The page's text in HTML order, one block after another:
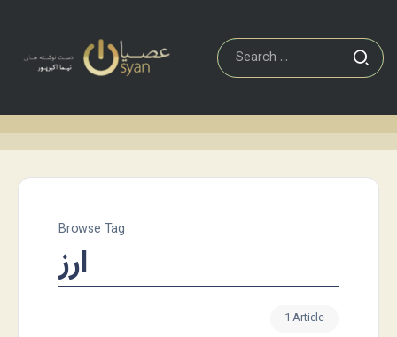
Browse Tag
ارز
1 Article